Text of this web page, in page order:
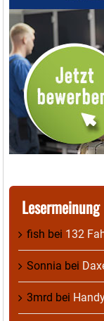
Lesermeinung
fish bei 132
Sonnia bei
3mrd bei